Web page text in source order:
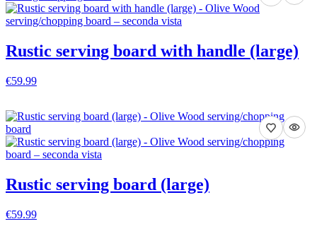
Rustic serving board with handle (large)
€59.99
Rustic serving board (large)
€59.99